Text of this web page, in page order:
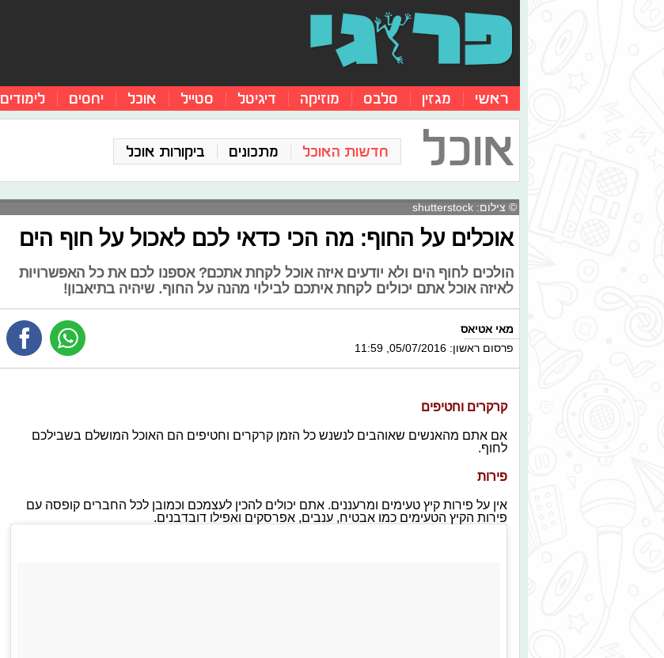
ראשי מגזין סלבס מוזיקה דיגיטל סטייל אוכל יחסים לימודים
אוכל חדשות האוכל מתכונים ביקורות אוכל
© צילום: shutterstock
אוכלים על החוף: מה הכי כדאי לכם לאכול על חוף הים
הולכים לחוף הים ולא יודעים איזה אוכל לקחת אתכם? אספנו לכם את כל האפשרויות
לאיזה אוכל אתם יכולים לקחת איתכם לבילוי מהנה על החוף. שיהיה בתיאבון!
מאי אטיאס
פרסום ראשון: 05/07/2016, 11:59
קרקרים וחטיפים
אם אתם מהאנשים שאוהבים לנשנש כל הזמן קרקרים וחטיפים הם האוכל המושלם בשבילכם
לחוף.
פירות
אין על פירות קיץ טעימים ומרעננים. אתם יכולים להכין לעצמכם וכמובן לכל החברים קופסה עם
פירות הקיץ הטעימים כמו אבטיח, ענבים, אפרסקים ואפילו דובדבנים.